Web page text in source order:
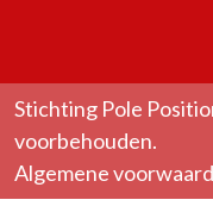
Stichting Pole
voorbehouden.
Algemene